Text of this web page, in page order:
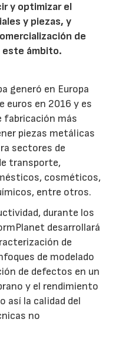
y optimizar el
y piezas, y
de
este ámbito.
generó en Europa
euros en 2016 y es
fabricación más
piezas metálicas
sectores de
transporte,
cosméticos,
entre otros.
durante los
desarrollará
de
de modelado
de defectos en un
y el rendimiento
así la calidad del
no